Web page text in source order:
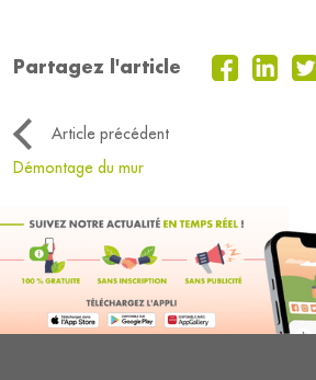
Partagez l'article
Article précédent
Démontage du mur